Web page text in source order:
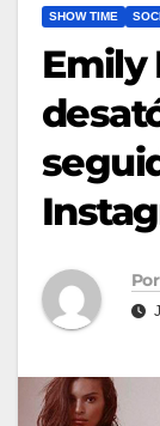
SHOW TIME
Emily
Por